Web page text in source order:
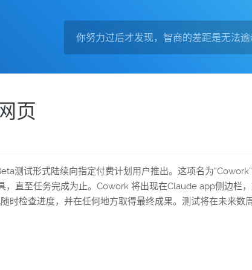
页
测试形式陆续向指定付费计划用户推出。这项名为
直至任务完成为止。Cowork 将出现在Claude app侧边栏
检查进度，并在任何地方取得最终成果。测试将在未来数